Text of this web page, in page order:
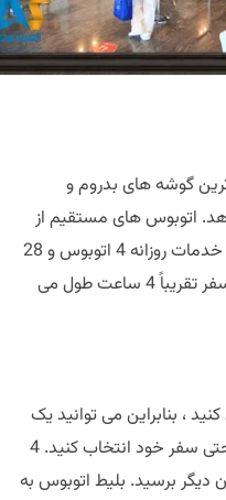
گوشه های بدروم و
های مستقیم از
ازمیر حرکت کرده و به بدروم می رسند. خدمات روزانه 4 اتوبوس و 28
اتوبوس در هفته انجام می دهد. این سفر تقریباً 4 ساعت طول می
، بنابراین می توانید یک
مسیر اتوبوس مناسب برای راحتی و راحتی سفر خود انتخاب کنید. 4
برسید. بلیط اتوبوس به